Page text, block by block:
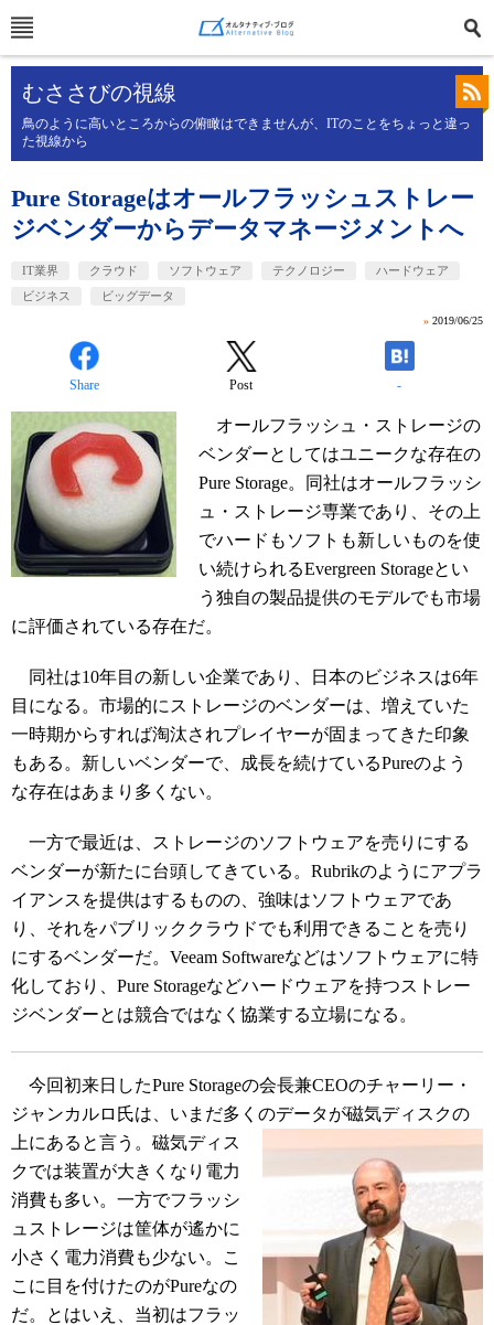
むささびの視線
鳥のように高いところからの俯瞰はできませんが、ITのことをちょっと違っ
た視線から
Pure Storageはオールフラッシュストレー
ジベンダーからデータマネージメントへ
IT業界 クラウド ソフトウェア テクノロジー
ハードウェア
ビジネス
ビッグデータ
» 2019/06/25
Share Post -
オールフラッシュ・ストレージの
ベンダーとしてはユニークな存在の
Pure Storage。同社はオールフラッシ
ュ・ストレージ専業であり、その上
でハードもソフトも新しいものを使
い続けられるEvergreen Storageとい
う独自の製品提供のモデルでも市場
に評価されている存在だ。
同社は10年目の新しい企業であり、日本のビジネスは6年
目になる。市場的にストレージのベンダーは、増えていた
一時期からすれば淘汰されプレイヤーが固まってきた印象
もある。新しいベンダーで、成長を続けているPureのよう
な存在はあまり多くない。
一方で最近は、ストレージのソフトウェアを売りにする
ベンダーが新たに台頭してきている。Rubrikのようにアプラ
イアンスを提供はするものの、強味はソフトウェアであ
り、それをパブリッククラウドでも利用できることを売り
にするベンダーだ。Veeam Softwareなどはソフトウェアに特
化しており、Pure Storageなどハードウェアを持つストレー
ジベンダーとは競合ではなく協業する立場になる。
今回初来日したPure Storageの会長兼CEOのチャーリー・
ジャンカルロ氏は、いまだ多く のデータが磁気ディスクの
上にあると言う。磁気ディス
クでは装置が大きくなり電力
消費も多い。一方でフラッシ
ュストレージは筐体が遙かに
小さく電力消費も少ない。こ
こに目を付けたのがPureなの
だ。とはいえ、当初はフラッ